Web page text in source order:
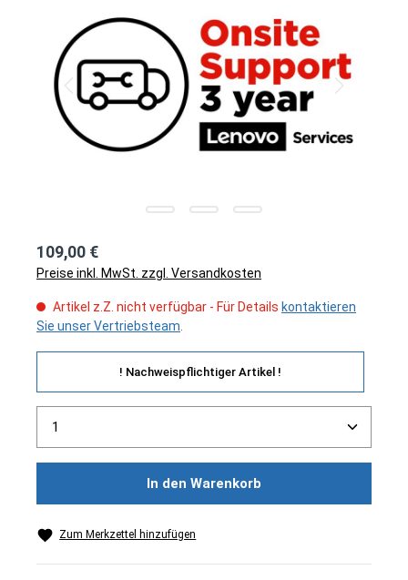
109,00 €
Preise inkl. MwSt. zzgl. Versandkosten
Artikel z.Z. nicht verfügbar - Für Details kontaktieren
Sie unser Vertriebsteam
! Nachweispflichtiger Artikel !
Produkt Anzahl: Gib den gewünschten Wert ein
In den Warenkorb
Zum Merkzettel hinzufügen